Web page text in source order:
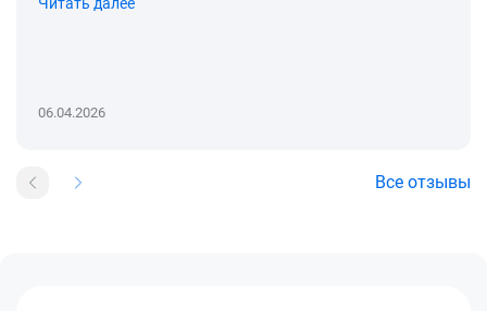
06.04.2026
Все отзывы